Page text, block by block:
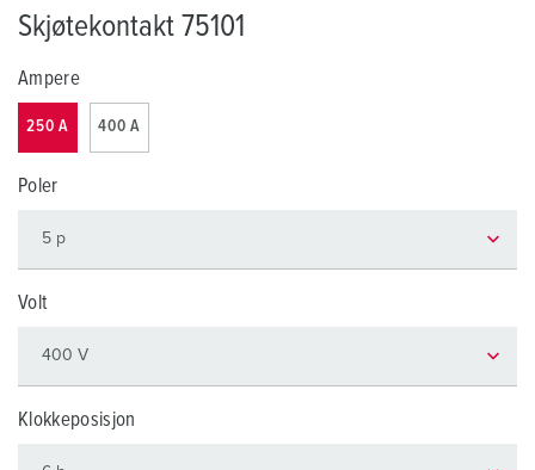
Skjøtekontakt 75101
Ampere
250 A 400 A
Poler
Volt
Klokkeposisjon